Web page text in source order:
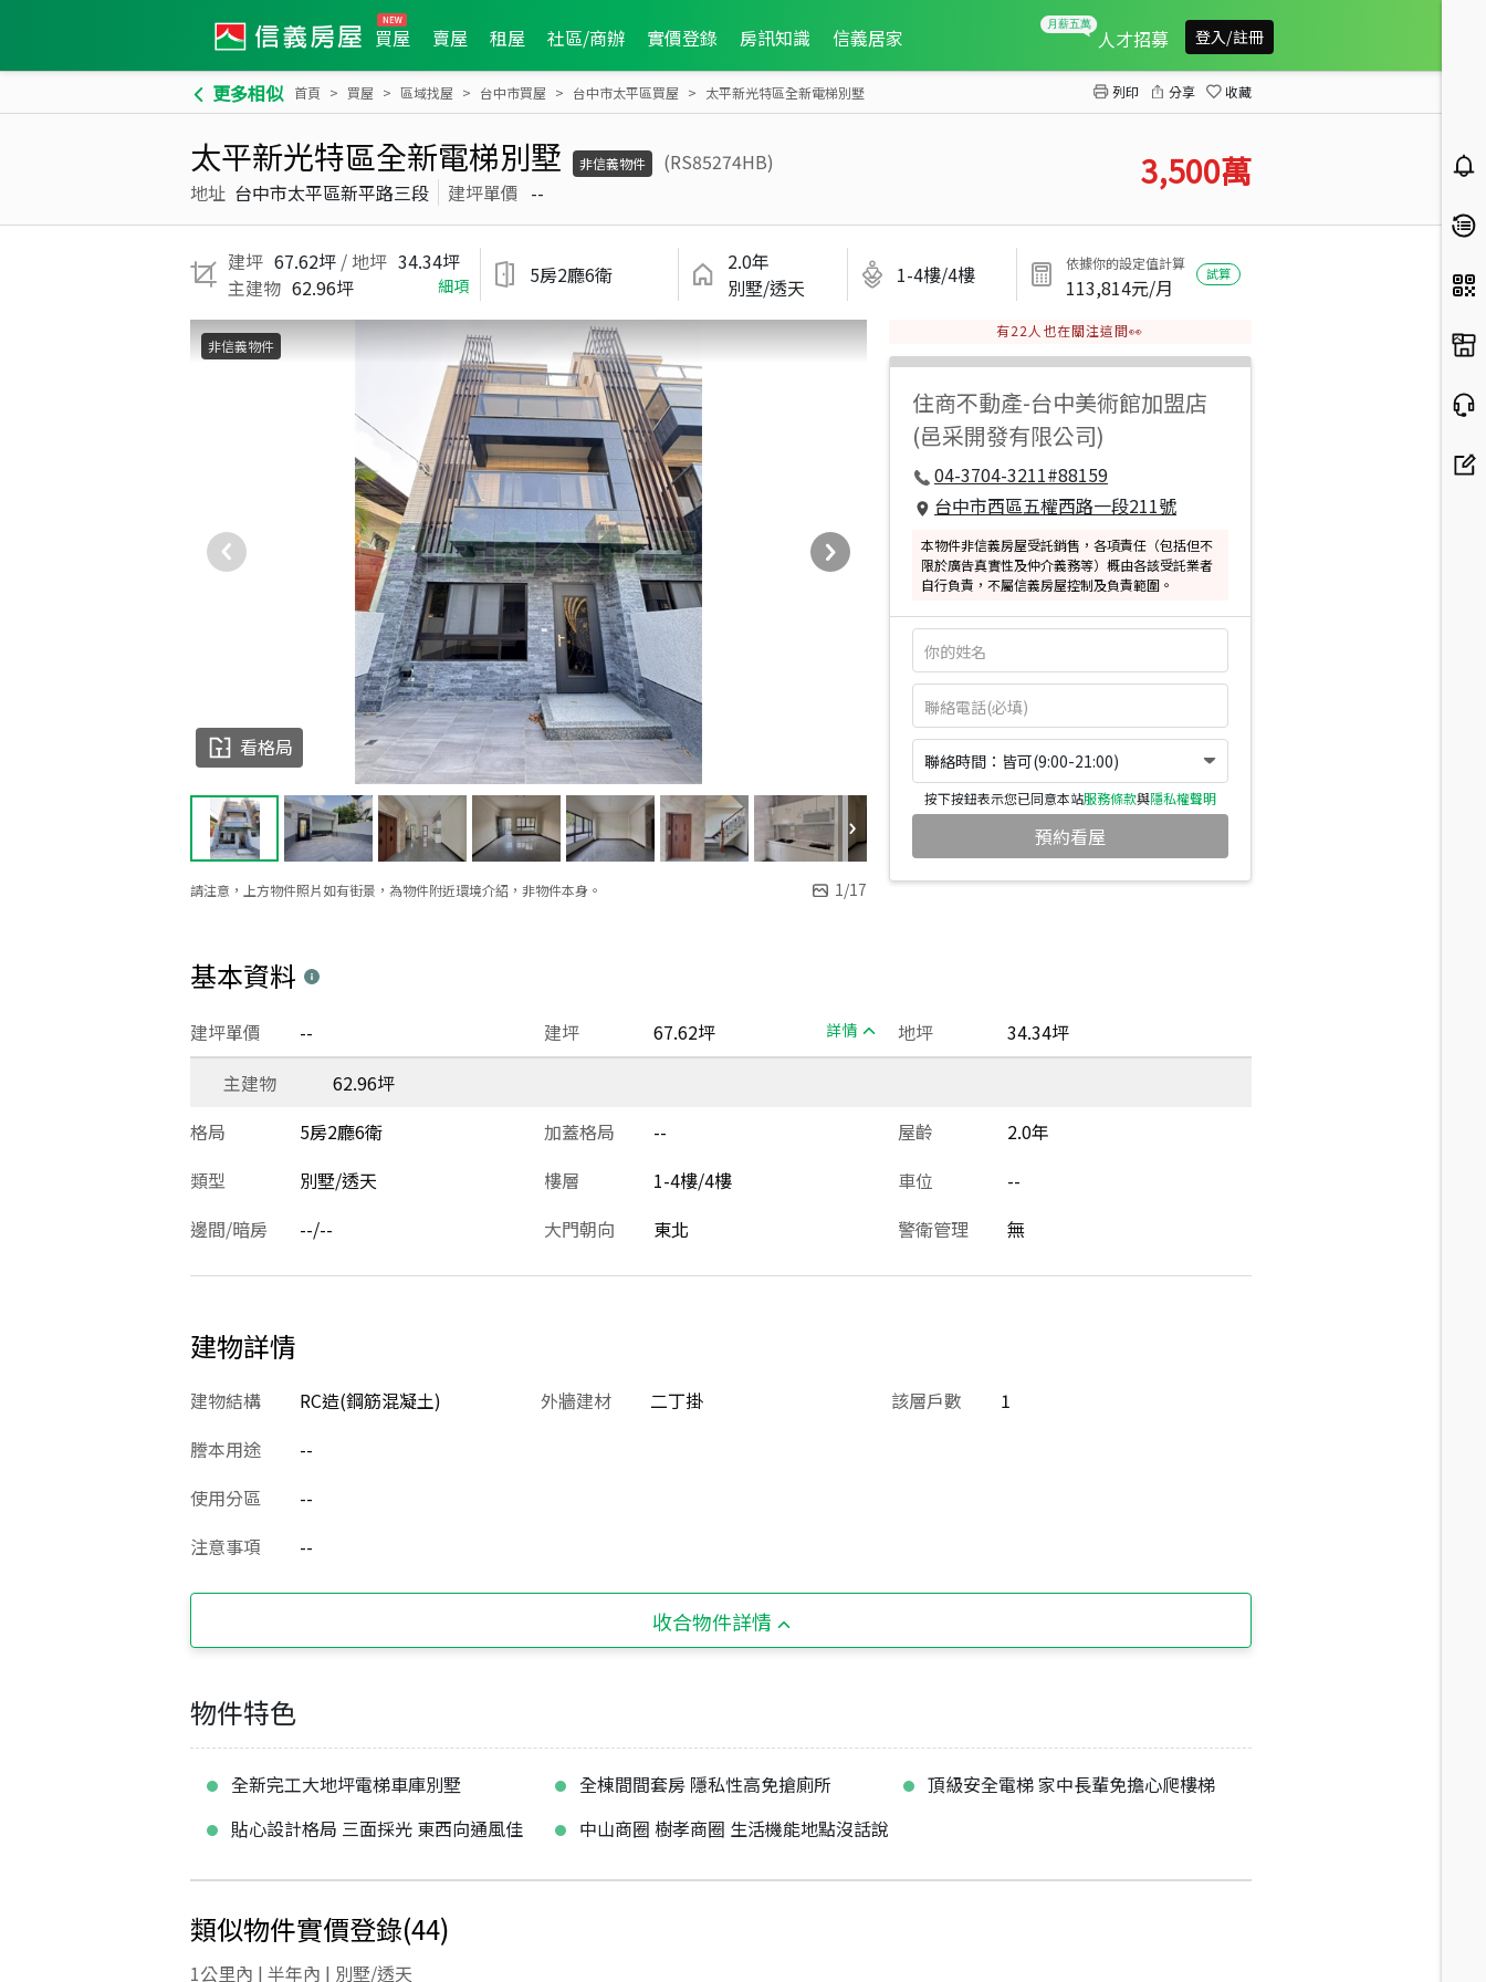
買屋 賣屋 租屋 社區/商辦 實價登錄 房訊知識 信義居家 人才招募 登入/註冊
更多相似 首頁 買屋 區域找屋 台中市買屋 台中市太平區買屋 太平新光特區全新電梯別墅 列印 分享 收藏
太平新光特區全新電梯別墅 非信義物件
(RS85274HB)
地址 台中市太平區新平路三段 建坪單價 -- 3,500萬
建坪 67.62坪 / 地坪 34.34坪
主建物 62.96坪 細項 5房2廳6衛
2.0年
別墅/透天
1-4樓/4樓 依據你的設定值計算
113,814元/月
試算
請注意，上方物件照片如有街景，為物件附近環境介紹，非物件本身。 1/17
看格局
非信義物件
有22 人也在關注這間👀
住商不動產-台中美術館加盟店
(邑采開發有限公司)
04-3704-3211#88159
台中市西區五權西路一段211號
本物件非信義房屋受託銷售，各項責任（包括但不
限於廣告真實性及仲介義務等）概由各該受託業者
自行負責，不屬信義房屋控制及負責範圍。
聯絡時間：皆可(9:00-21:00)
按下按鈕表示您已同意本站服務條款與隱私權聲明
預約看屋
基本資料
建坪 67.62坪 詳情
建坪單價 -- 地坪
34.34坪
主建物
62.96坪
格局
5房2廳6衛 加蓋格局 -- 屋齡
2.0年
類型
別墅/透天 樓層 1-4樓/4樓 車位
--
邊間/暗房
--/-- 大門朝向 東北 警衛管理 無
建物詳情
建物結構 RC造(鋼筋混凝土) 外牆建材 二丁掛 該層戶數
1
謄本用途
--
使用分區
--
注意事項
--
收合物件詳情
物件特色
全新完工大地坪電梯車庫別墅 全棟間間套房 隱私性高免搶廁所
頂級安全電梯 家中長輩免擔心爬樓梯
貼心設計格局 三面採光 東西向通風佳
中山商圈 樹孝商圈 生活機能地點沒話說
類似物件實價登錄(44)
1公里內 | 半年內 | 別墅/透天